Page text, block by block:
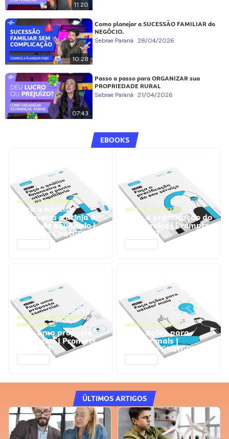
11:20
10:28
Como planejar a SUCESSÃO FAMILIAR do
NEGÓCIO.
Sebrae Paraná 28/04/2026
07:43
Passo a passo para ORGANIZAR sua
PROPRIEDADE RURAL
Sebrae Paraná 21/04/2026
EBOOKS
GESTÃO FINANCEIRA
Faça a análise
financeira e atinja o
ponto de equilíbrio |
Prompts ChatGPT
GESTÃO FINANCEIRA
Faça a precificação do
seu serviço | Prompts
ChatGPT
NEGÓCIOS, PROCESSOS
EMPRESARIAIS
Faça uma proposta
comercial | Prompts
ChatGPT
NEGÓCIOS, VENDAS
Faça ações para
vender mais |
Prompts ChatGPT
ÚLTIMOS ARTIGOS